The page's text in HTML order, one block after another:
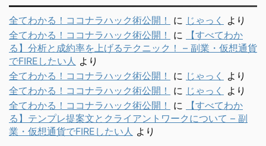
全てわかる！ココナラハック術公開！ に じゃっく
より
全てわかる！ココナラハック術公開！
に
【すべてわか
る】分析と成約率を上げるテクニック！ – 副業・仮想通貨
でFIREしたい人 より
全てわかる！ココナラハック術公開！
に じゃっく
より
全てわかる！ココナラハック術公開！
に じゃっく
より
全てわかる！ココナラハック術公開！
に
【すべてわか
る】テンプレ提案文とクライアントワークについて – 副
業・仮想通貨でFIREしたい人 より